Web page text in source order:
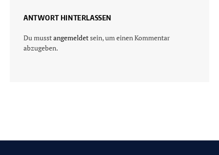
ANTWORT HINTERLASSEN
Du musstangemeldetsein, um einen Kommentar
abzugeben.